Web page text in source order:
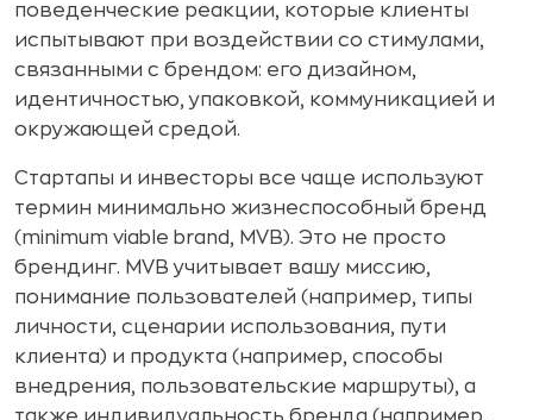
поведенческие реакции, которые клиенты
испытывают при воздействии со стимулами,
связанными с брендом: его дизайном,
идентичностью, упаковкой, коммуникацией и
окружающей средой.
Стартапы и инвесторы все чаще используют
термин минимально жизнеспособный бренд
(minimum viable brand, MVB). Это не просто
брендинг. MVB учитывает вашу миссию,
понимание пользователей (например, типы
личности, сценарии использования, пути
клиента) и продукта (например, способы
внедрения, пользовательские маршруты), а